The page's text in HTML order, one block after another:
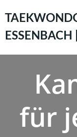
ESSENBACH
für